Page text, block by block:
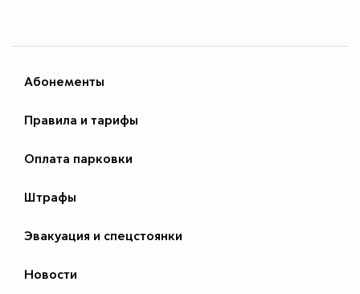
Абонементы
Правила и тарифы
Оплата парковки
Штрафы
Эвакуация и спецстоянки
Новости